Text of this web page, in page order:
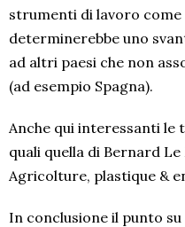
strumenti di lavoro
determinerebbe uno
ad altri paesi che non
(ad esempio Spagna).
Anche qui interessanti
quali quella di Bernard
Agricolture, plastique &
In conclusione il punto